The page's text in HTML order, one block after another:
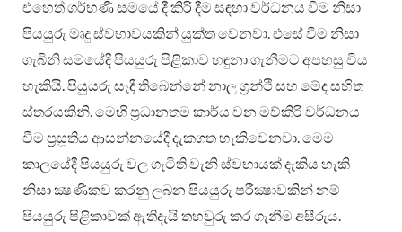
එහෙත් ගර්භණී සමයේ දී කිරි දීම සඳහා වර්ධනය වීම නිසා
පියයුරු මෘදු ස්වභාවයකින් යුක්ත වෙනවා. එසේ වීම නිසා
ගැබිනි සමයේදී පියයුරු පිළිකාව හඳුනා ගැනීමට අපහසු විය
හැකියි. පියුයරු සෑදී තිබෙන්නේ නාල ග්‍රන්ථි සහ මේද සහිත
ස්තරයකිනි. මෙහි ප්‍රධානතම කාර්ය වන මව්කිරි වර්ධනය
වීම ප්‍රසූතිය ආසන්නයේදී දැකගත හැකිවෙනවා. මෙම
කාලයේදී පියයුරු වල ගැටිති වැනි ස්වභායක් දැකිය හැකි
නිසා ක්‍ෂණිකව කරනු ලබන පියයුරු පරීක්‍ෂාවකින් නම්
පියයුරු පිළිකාවක් ඇතිදැයි තහවුරු කර ගැනීම අසීරුය.